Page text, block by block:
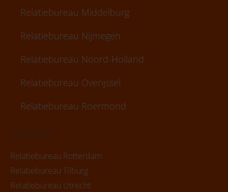
Relatiebureau Middelburg
Relatiebureau Nijmegen
Relatiebureau Noord-Holland
Relatiebureau Overijssel
Relatiebureau Roermond
Lokaal 2/2
Relatiebureau Rotterdam
Relatiebureau Tilburg
Relatiebureau Utrecht